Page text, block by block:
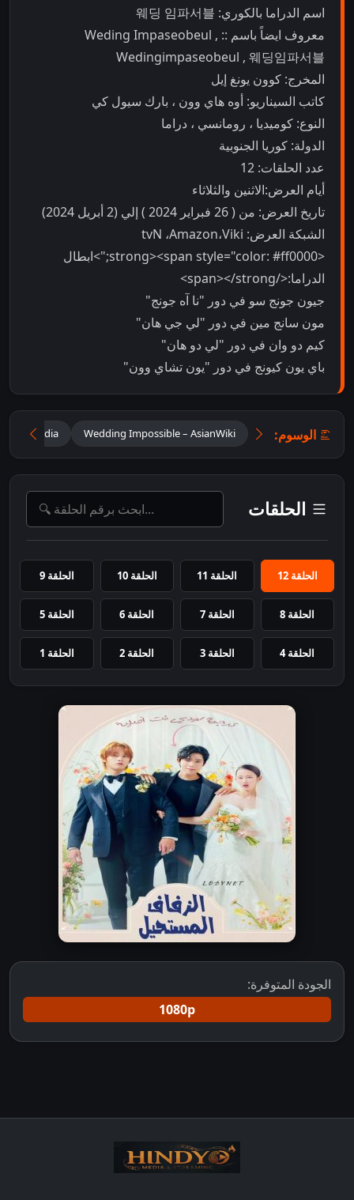
اسم الدراما بالكوري: 웨딩 임파서블
معروف ايضاً باسم :: Weding Impaseobeul ,
Wedingimpaseobeul , 웨딩임파서블
المخرج: كوون يونغ إيل
كاتب السيناريو: أوه هاي وون ، بارك سيول كي
النوع: كوميديا ، رومانسي ، دراما
الدولة: كوريا الجنوبية
عدد الحلقات: 12
أيام العرض:الاثنين والثلاثاء
تاريخ العرض: من ( 26 فبراير 2024 ) إلي (2 أبريل 2024)
الشبكة العرض: tvN ،Amazon،Viki
<strong><span style="color: #ff0000;">ابطال
الدراما:</span></strong>
جيون جونج سو في دور "نا آه جونج"
مون سانج مين في دور "لي جي هان"
كيم دو وان في دور "لي دو هان"
باي يون كيونج في دور "يون تشاي وون"
الوسوم: Wedding Impossible – AsianWiki
– Wikipedia
الحلقات
الحلقة 12 الحلقة 11 الحلقة 10 الحلقة 9
الحلقة 8 الحلقة 7 الحلقة 6 الحلقة 5
الحلقة 4 الحلقة 3 الحلقة 2 الحلقة 1
الجودة المتوفرة:
1080p